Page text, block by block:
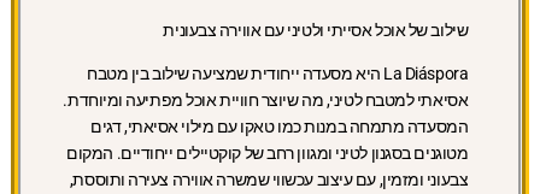
שילוב של אוכל אסייתי ולטיני עם אווירה צבעונית
La Diáspora היא מסעדה ייחודית שמציעה שילוב בין מטבח
אסיאתי למטבח לטיני, מה שיוצר חוויית אוכל מפתיעה ומיוחדת.
המסעדה מתמחה במנות כמו טאקו עם מילוי אסיאתי, דגים
מטוגנים בסגנון לטיני ומגוון רחב של קוקטיילים ייחודיים. המקום
צבעוני ומזמין, עם עיצוב עכשווי שמשרה אווירה צעירה ותוססת,